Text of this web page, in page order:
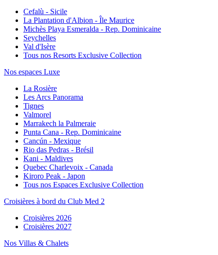
Cefalù - Sicile
La Plantation d'Albion - Île Maurice
Michès Playa Esmeralda - Rep. Dominicaine
Seychelles
Val d'Isère
Tous nos Resorts Exclusive Collection
Nos espaces Luxe
La Rosière
Les Arcs Panorama
Tignes
Valmorel
Marrakech la Palmeraie
Punta Cana - Rep. Dominicaine
Cancún - Mexique
Rio das Pedras - Brésil
Kani - Maldives
Quebec Charlevoix - Canada
Kiroro Peak - Japon
Tous nos Espaces Exclusive Collection
Croisières à bord du Club Med 2
Croisières 2026
Croisières 2027
Nos Villas & Chalets